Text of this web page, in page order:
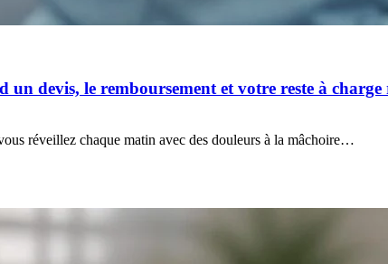
devis, le remboursement et votre reste à charge
réveillez chaque matin avec des douleurs à la mâchoire…